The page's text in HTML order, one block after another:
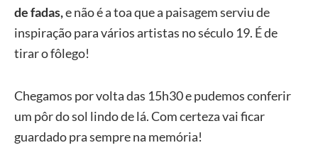
de fadas,e não é a toa que a paisagem serviu de
inspiração para vários artistas no século 19. É de
tirar o fôlego!
Chegamos por volta das 15h30 e pudemos conferir
um pôr do sol lindo de lá. Com certeza vai ficar
guardado pra sempre na memória!